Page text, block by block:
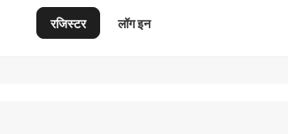
रजिस्टर लॉग इन